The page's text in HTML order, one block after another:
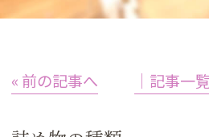
« 前の記事へ │記事一